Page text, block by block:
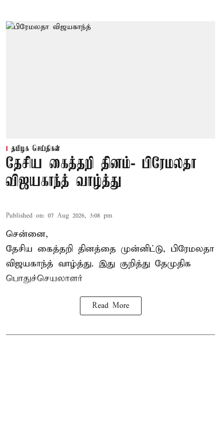
தமிழக செய்திகள்
தேசிய கைத்தறி தினம்- பிரேமலதா
விஜயகாந்த் வாழ்த்து
Published on: 07 Aug 2026, 3:08 pm
சென்னை,
தேசிய கைத்தறி தினத்தை முன்னிட்டு, பிரேமலதா
விஜயகாந்த் வாழ்த்து. இது குறித்து தேமுதிக
பொதுச்செயலாளர்
Read More